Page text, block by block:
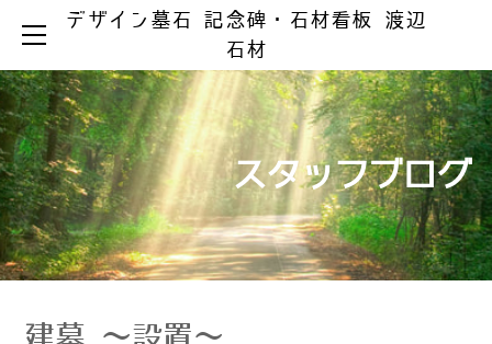
デザイン墓石 記念碑・石材看板 渡辺
石材
スタッフブログ
HOME
お墓ができるまで
お墓の知識
お手入れとマナー
製品ラインアップ
デザイン墓石
和型墓石
洋型・和洋型墓石
お墓のリフォーム
リフォーム事例集
器具の取替え
文字の色入れ
メジ補修・積替え
クリーニング
墓じまい
納骨の仕方
会社案内
霊園情報
お問い合わせ